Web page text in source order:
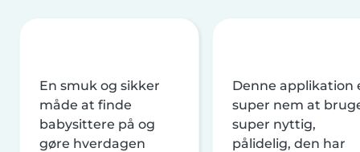
En smuk og sikker
måde at finde
babysittere på og
gøre hverdagen
Denne applikation
super nem at
super nyttig,
pålidelig, den har